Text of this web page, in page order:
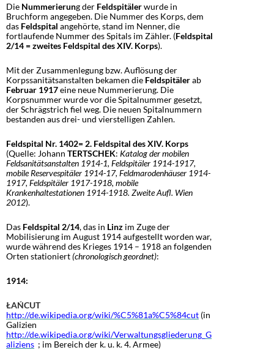
Die Nummerierung der Feldspitälerwurde in
Bruchform angegeben. Die Nummer des Korps, dem
das Feldspital angehörte, stand im Nenner, die
fortlaufende Nummer des Spitals im Zähler. (Feldspital
2/14 = zweites Feldspital des XIV. Korps).
Mit der Zusammenlegung bzw. Auflösung der
Korpssanitätsanstalten bekamen die Feldspitälerab
Februar 1917eine neue Nummerierung. Die
Korpsnummer wurde vor die Spitalnummer gesetzt,
der Schrägstrich fiel weg. Die neuen Spitalnummern
bestanden aus drei- und vierstelligen Zahlen.
Feldspital Nr. 1402= 2. Feldspital des XIV. Korps
(Quelle: Johann TERTSCHEK: Katalog der mobilen
Feldsanitätsanstalten 1914-1, Feldspitäler 1914-1917,
mobile Reservespitäler 1914-17, Feldmarodenhäuser 1914-
1917, Feldspitäler 1917-1918, mobile
Krankenhaltestationen 1914-1918. Zweite Aufl. Wien
2012).
Das Feldspital 2/14, das in Linz im Zuge der
Mobilisierung im August 1914 aufgestellt worden war,
wurde während des Krieges 1914 – 1918 an folgenden
Orten stationiert(chronologisch geordnet):
1914:
ŁAŃCUT
http://de.wikipedia.org/wiki/%C5%81a%C5%84cut (in
Galizien
http://de.wikipedia.org/wiki/Verwaltungsgliederung_G
aliziens ; im Bereich der k. u. k. 4. Armee)